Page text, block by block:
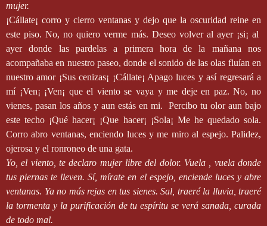
mujer.
¡Cállate¡ corro y cierro ventanas y dejo que la oscuridad reine en
este piso. No, no quiero verme más. Deseo volver al ayer ¡si¡ al
ayer donde las pardelas a primera hora de la mañana nos
acompañaba en nuestro paseo, donde el sonido de las olas fluían en
nuestro amor ¡Sus cenizas¡ ¡Cállate¡ Apago luces y así regresará a
mí ¡Ven¡ ¡Ven¡ que el viento se vaya y me deje en paz. No, no
vienes, pasan los años y aun estás en mi.
Percibo tu olor aun bajo
este techo ¡Qué hacer¡ ¡Que hacer¡ ¡Sola¡ Me he quedado sola.
Corro abro ventanas, enciendo luces y me miro al espejo. Palidez,
ojerosa y el ronroneo de una gata.
Yo, el viento, te declaro mujer libre del dolor. Vuela , vuela donde
tus piernas te lleven. Sí, mírate en el espejo, enciende luces y abre
ventanas. Ya no más rejas en tus sienes. Sal, traeré la lluvia, traeré
la tormenta y la purificación de tu espíritu se verá sanada, curada
de todo mal.